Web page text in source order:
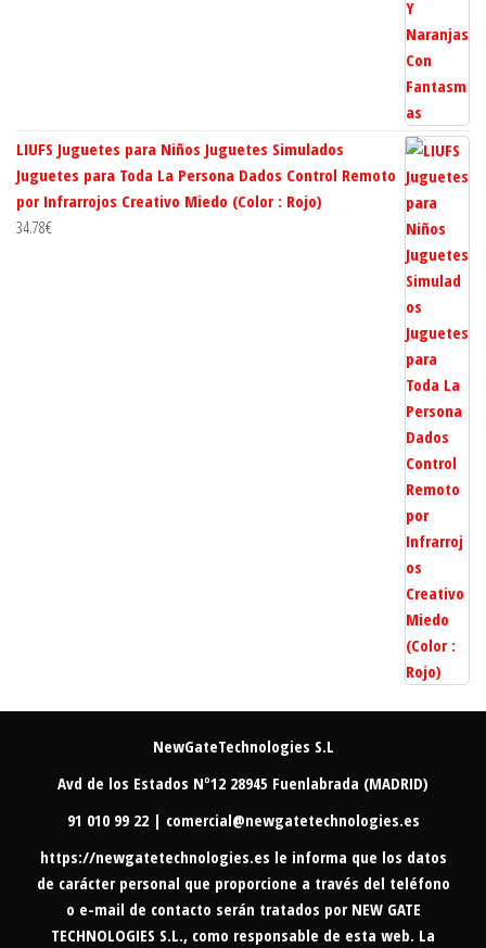
LIUFS Juguetes para Niños Juguetes Simulados
Juguetes para Toda La Persona Dados Control Remoto
por Infrarrojos Creativo Miedo (Color : Rojo)
34.78€
NewGateTechnologies S.L
Avd de los Estados Nº12 28945 Fuenlabrada (MADRID)
91 010 99 22 | comercial@newgatetechnologies.es
https://newgatetechnologies.es le informa que los datos
de carácter personal que proporcione a través del teléfono
o e-mail de contacto serán tratados por NEW GATE
TECHNOLOGIES S.L., como responsable de esta web. La